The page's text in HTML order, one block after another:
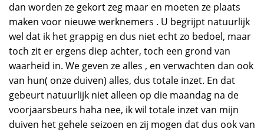
dan worden ze gekort zeg maar en moeten ze plaats
maken voor nieuwe werknemers . U begrijpt natuurlijk
wel dat ik het grappig en dus niet echt zo bedoel, maar
toch zit er ergens diep achter, toch een grond van
waarheid in. We geven ze alles , en verwachten dan ook
van hun( onze duiven) alles, dus totale inzet. En dat
gebeurt natuurlijk niet alleen op die maandag na de
voorjaarsbeurs haha nee, ik wil totale inzet van mijn
duiven het gehele seizoen en zij mogen dat dus ook van